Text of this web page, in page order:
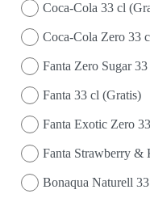
Coca-Cola 33 cl
Coca-Cola Zero 33
Fanta Zero Sugar
Fanta 33 cl (Gratis)
Fanta Exotic Zero
Fanta Strawberry
Bonaqua Naturell